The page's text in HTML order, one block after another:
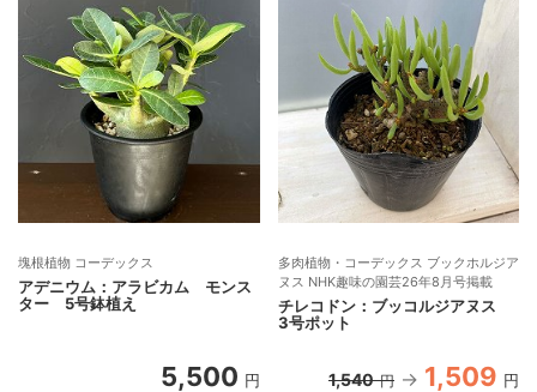
塊根植物 コーデックス
アデニウム：アラビカム モンス
ター 5号鉢植え
5,500 円
多肉植物・コーデックス ブックホルジア
ヌス NHK趣味の園芸26年8月号掲載
チレコドン：ブッコルジアヌス
3号ポット
1,540 円 1,509 円